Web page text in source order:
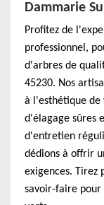
Dammarie
Profitez de
professionnel,
d'arbres de
45230. Nos
à l'esthétique de
d'élagage sûres
d'entretien
dédions à offrir
exigences. Tirez
savoir-faire pour